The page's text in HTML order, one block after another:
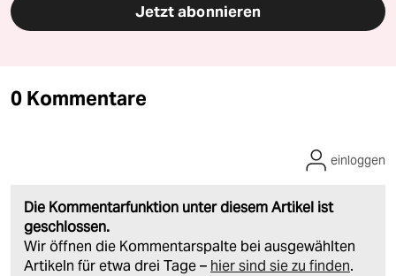
Jetzt abonnieren
0 Kommentare
Die Kommentarfunktion unter diesem Artikel ist
geschlossen.
Wir öffnen die Kommentarspalte bei ausgewählten
Artikeln für etwa drei Tage – hier sind sie zu finden.
einloggen